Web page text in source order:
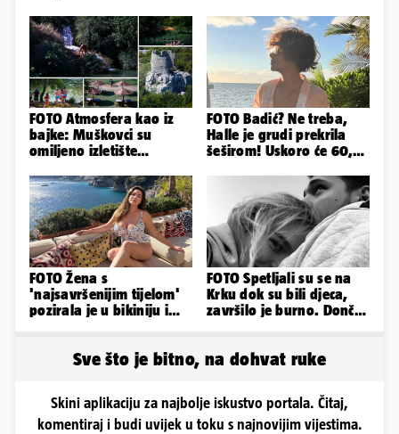
FOTO Atmosfera kao iz
bajke: Muškovci su
omiljeno izletište
zašto
FOTO Badić? Ne treba,
Halle je grudi prekrila
šeširom! Uskoro će 60,
FOTO Žena s
'najsavršenijim tijelom'
pozirala je u bikiniju i
FOTO Spetljali su se na
Krku dok su bili djeca,
završilo je burno. Dončić
Sve što je bitno, na dohvat ruke
Skini aplikaciju za najbolje iskustvo portala. Čitaj,
komentiraj i budi uvijek u toku s najnovijim vijestima.